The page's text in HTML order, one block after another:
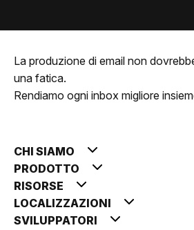
La produzione di email non
una fatica.
Rendiamo ogni inbox migliore
CHI SIAMO
PRODOTTO
RISORSE
LOCALIZZAZIONI
SVILUPPATORI